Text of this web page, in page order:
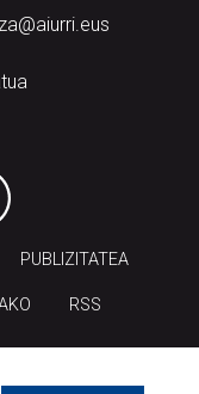
PUBLIZITATEA
RSS